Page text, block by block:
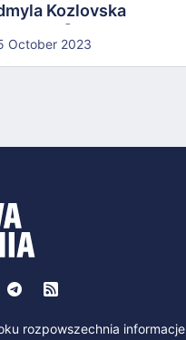
Kozlovska
October 2023
rozpowszechnia informacje